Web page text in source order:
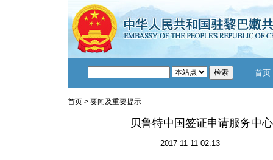
首页
首页 > 要闻及重要提示
贝鲁特中国签证申请服务中
2017-11-11 02:13